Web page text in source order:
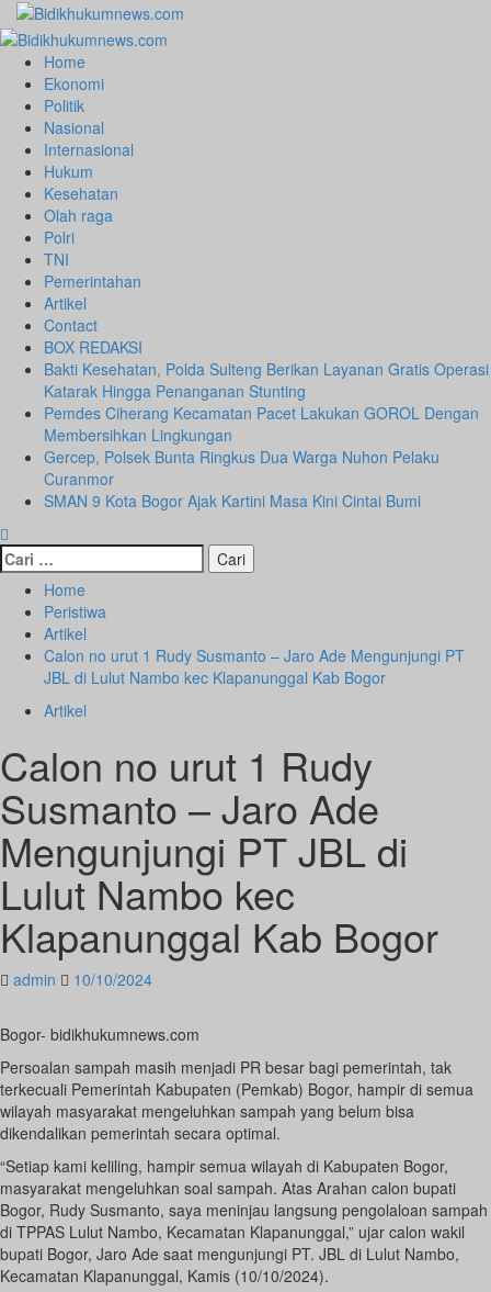
Skip
to
content
Primary
Menu
Home
Ekonomi
Politik
Nasional
Internasional
Hukum
Kesehatan
Olah raga
Polri
TNI
Pemerintahan
Artikel
Contact
BOX REDAKSI
Bakti Kesehatan, Polda Sulteng Berikan Layanan Gratis Operasi
Katarak Hingga Penanganan Stunting
Pemdes Ciherang Kecamatan Pacet Lakukan GOROL Dengan
Membersihkan Lingkungan
Gercep, Polsek Bunta Ringkus Dua Warga Nuhon Pelaku
Curanmor
SMAN 9 Kota Bogor Ajak Kartini Masa Kini Cintai Bumi
Cari
untuk:
Home
Peristiwa
Artikel
Calon no urut 1 Rudy Susmanto – Jaro Ade Mengunjungi PT
JBL di Lulut Nambo kec Klapanunggal Kab Bogor
Artikel
Calon no urut 1 Rudy
Susmanto – Jaro Ade
Mengunjungi PT JBL di
Lulut Nambo kec
Klapanunggal Kab Bogor
admin 10/10/2024
Bogor- bidikhukumnews.com
Persoalan sampah masih menjadi PR besar bagi pemerintah, tak
terkecuali Pemerintah Kabupaten (Pemkab) Bogor, hampir di semua
wilayah masyarakat mengeluhkan sampah yang belum bisa
dikendalikan pemerintah secara optimal.
“Setiap kami keliling, hampir semua wilayah di Kabupaten Bogor,
masyarakat mengeluhkan soal sampah. Atas Arahan calon bupati
Bogor, Rudy Susmanto, saya meninjau langsung pengolaloan sampah
di TPPAS Lulut Nambo, Kecamatan Klapanunggal,” ujar calon wakil
bupati Bogor, Jaro Ade saat mengunjungi PT. JBL di Lulut Nambo,
Kecamatan Klapanunggal, Kamis (10/10/2024).